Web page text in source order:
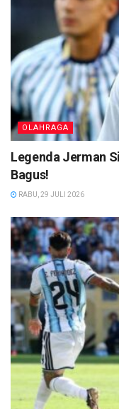
OLAHRAGA
Legenda Jerman
Bagus!
RABU, 29 JULI 2026